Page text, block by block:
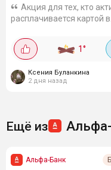
Акция для тех, кто
расплачивается картой в
физлицам. Условия
прозрачны: Кешбэк до
1°
Ксения Буланкина
2 дня назад
Ещё из
Альфа-Банк